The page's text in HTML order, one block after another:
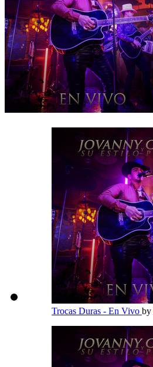
Trocas Duras - En Vivo by